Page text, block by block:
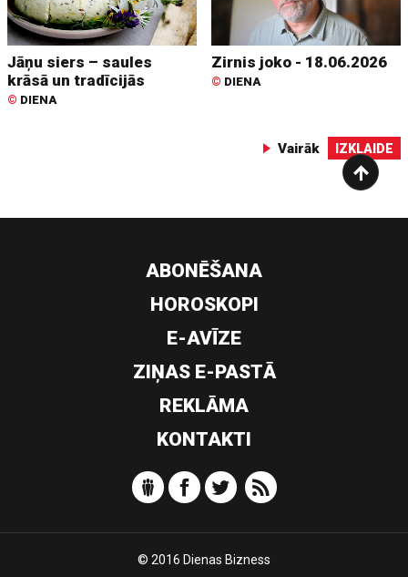
Jāņu siers – saules
krāsā un tradīcijās
© DIENA
Zirnis joko - 18.06.2026
© DIENA
Vairāk IZKLAIDE
ABONĒŠANA
HOROSKOPI
E-AVĪZE
ZIŅAS E-PASTĀ
REKLĀMA
KONTAKTI
© 2016 Dienas Bizness